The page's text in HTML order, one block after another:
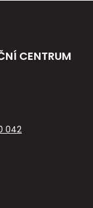
CENTRUM
042